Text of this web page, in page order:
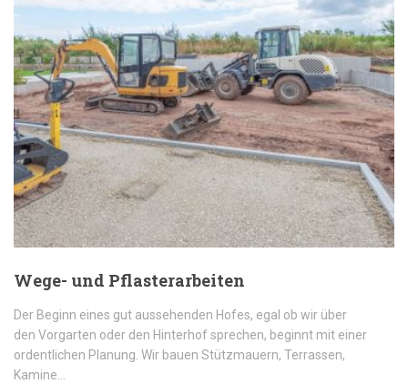
Wege- und Pflasterarbeiten
Der Beginn eines gut aussehenden Hofes, egal ob wir über
den Vorgarten oder den Hinterhof sprechen, beginnt mit einer
ordentlichen Planung. Wir bauen Stützmauern, Terrassen,
Kamine…